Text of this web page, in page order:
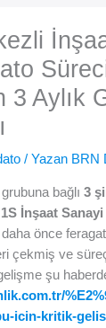
3 Aylık
/ Yazan BRN
bağlı3
İnşaat
önce
çekmiş ve
şu
icin-kritik-